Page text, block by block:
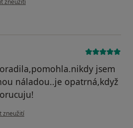
zneužití
jsem
náladou..je opatrná,když
uživatele Pacient
zneužití